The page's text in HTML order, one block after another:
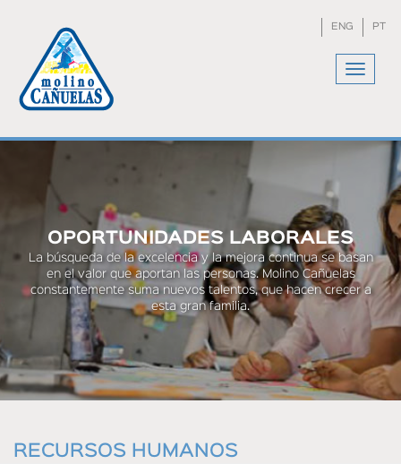
ENG PT
Toggle
OPORTUNIDADES LABORALES
La búsqueda de la excelencia y la mejora continua se basan
en el valor que aportan las personas. Molino Cañuelas
constantemente suma nuevos talentos, que hacen crecer a
esta gran familia.
You
are
here
RECURSOS HUMANOS